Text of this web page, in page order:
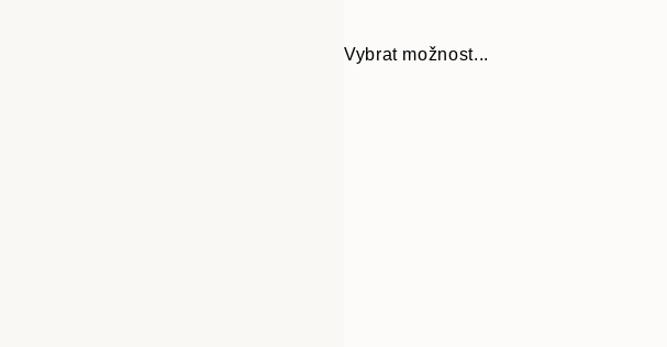
Vybrat možnost...